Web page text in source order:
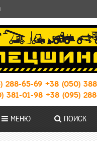
288-65-69 +38 (050)
381-01-98 +38 (095)
МЕНЮ ПОИСК